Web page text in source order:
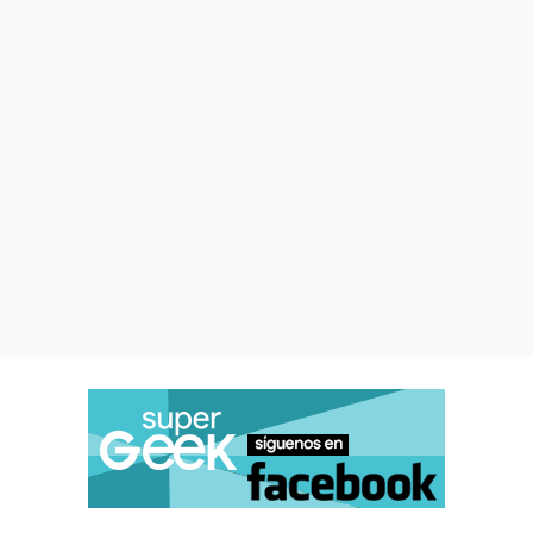
"Otto Octavius"
tras "Spider-
Man 2".